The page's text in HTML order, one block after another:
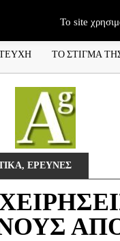
ΤΟ ΣΤΙΓΜΑ
, ΕΡΕΥΝΕΣ
To site